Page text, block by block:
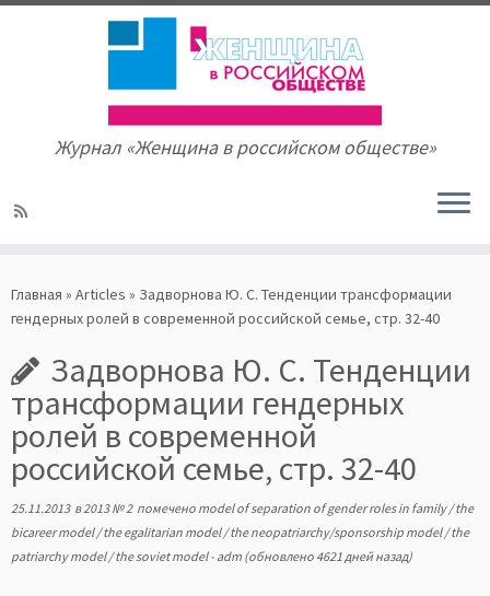
to
content
Журнал «Женщина в российском обществе»
Главная » Articles » Задворнова Ю. С. Тенденции трансформации
гендерных ролей в современной российской семье, стр. 32-40
Задворнова Ю. С. Тенденции
трансформации гендерных
ролей в современной
российской семье, стр. 32-40
25.11.2013в2013 № 2 помечено model of separation of gender roles in family/the
bicareer model/the egalitarian model/the neopatriarchy/sponsorship model/the
patriarchy model/the soviet model- adm (обновлено 4621 дней назад)